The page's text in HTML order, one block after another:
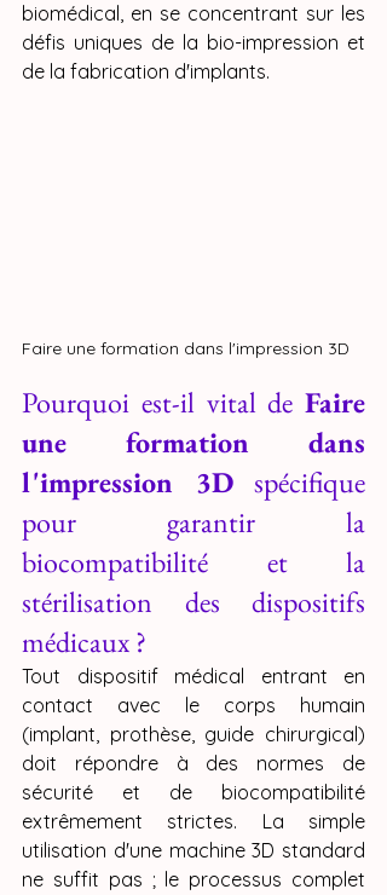
biomédical, en se concentrant sur les
défis uniques de la bio-impression et
de la fabrication d'implants.
Faire une formation dans l'impression 3D
Pourquoi est-il vital de Faire
une formation dans
l'impression 3D spécifique
pour garantir la
biocompatibilité et la
stérilisation des dispositifs
médicaux ?
Tout dispositif médical entrant en
contact avec le corps humain
(implant, prothèse, guide chirurgical)
doit répondre à des normes de
sécurité et de biocompatibilité
extrêmement strictes. La simple
utilisation d'une machine 3D standard
ne suffit pas ; le processus complet